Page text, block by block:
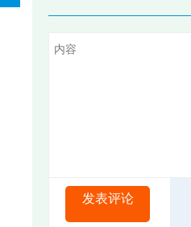
发表评论